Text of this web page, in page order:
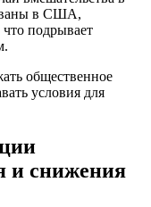
в США,
подрывает
общественное
условия для
и снижения